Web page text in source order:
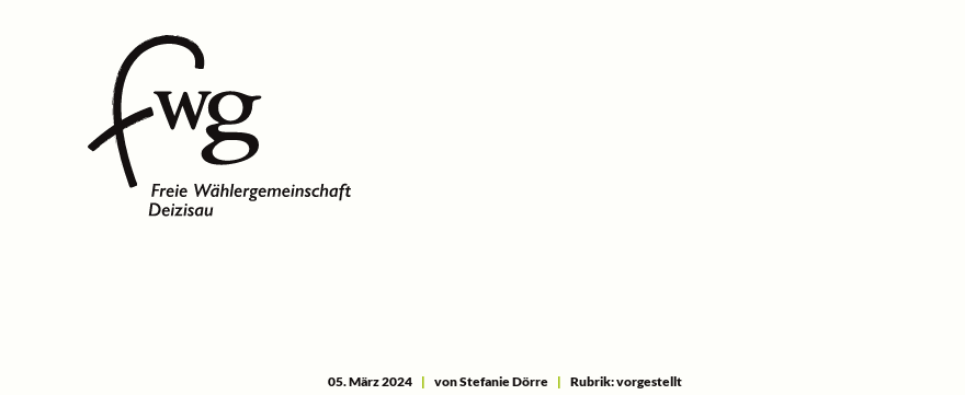
05. März 2024 | von Stefanie Dörre | Rubrik: vorgestellt